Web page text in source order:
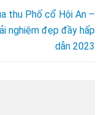
thu Phố cổ Hội An –
nghiệm đẹp đầy hấp
dẫn 2023